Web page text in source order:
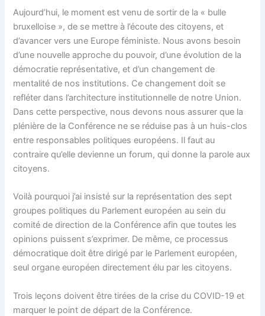
Aujourd’hui, le moment est venu de sortir de la « bulle
bruxelloise », de se mettre à l’écoute des citoyens, et
d’avancer vers une Europe féministe. Nous avons besoin
d’une nouvelle approche du pouvoir, d’une évolution de la
démocratie représentative, et d’un changement de
mentalité de nos institutions. Ce changement doit se
refléter dans l’architecture institutionnelle de notre Union.
Dans cette perspective, nous devons nous assurer que la
plénière de la Conférence ne se réduise pas à un huis-clos
entre responsables politiques européens. Il faut au
contraire qu’elle devienne un forum, qui donne la parole aux
citoyens.
Voilà pourquoi j’ai insisté sur la représentation des sept
groupes politiques du Parlement européen au sein du
comité de direction de la Conférence afin que toutes les
opinions puissent s’exprimer. De même, ce processus
démocratique doit être dirigé par le Parlement européen,
seul organe européen directement élu par les citoyens.
Trois leçons doivent être tirées de la crise du COVID-19 et
marquer le point de départ de la Conférence.